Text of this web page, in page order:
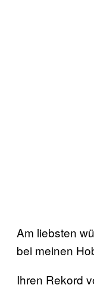
Am liebsten
bei meinen
Ihren Rekord